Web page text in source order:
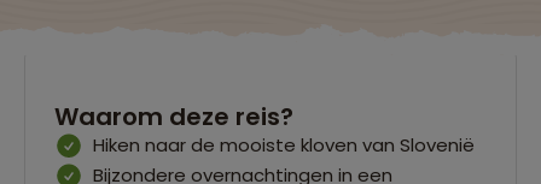
Waarom deze reis?
Hiken naar de mooiste kloven van Slovenië
Bijzondere overnachtingen in een